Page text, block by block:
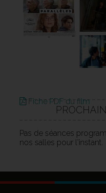
Fiche PDF du film
Pas de séances
nos salles pour l'instant.